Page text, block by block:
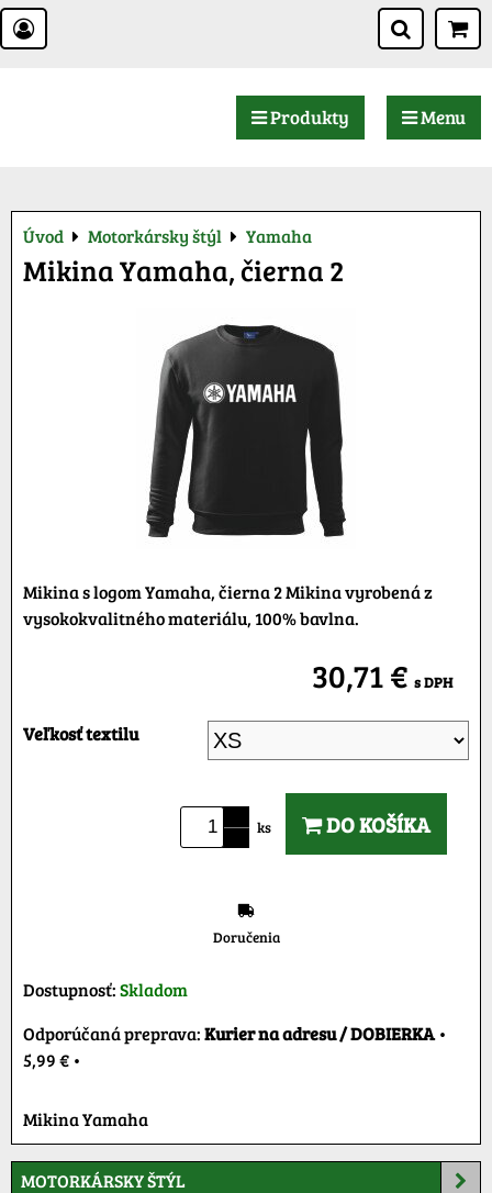
Produkty Menu
Úvod Motorkársky štýl Yamaha
Mikina Yamaha, čierna 2
Mikina s logom Yamaha, čierna 2 Mikina vyrobená z
vysokokvalitného materiálu, 100% bavlna.
30,71 € s DPH
Veľkosť textilu
ks DO KOŠÍKA
Doručenia
Dostupnosť:Skladom
Kurier na adresu / DOBIERKA•
5,99 € •
Mikina Yamaha
MOTORKÁRSKY ŠTÝL